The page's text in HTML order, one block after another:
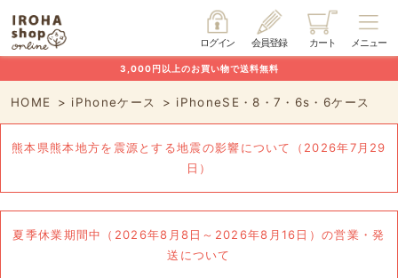
メニュー
カート
会員登録
ログイン
3,000円以上のお買い物で送料無料
HOME iPhoneケース iPhoneSE・8・7・6s・6ケース
熊本県熊本地方を震源とする地震の影響について（2026年7月29
日）
夏季休業期間中（2026年8月8日～2026年8月16日）の営業・発
送について